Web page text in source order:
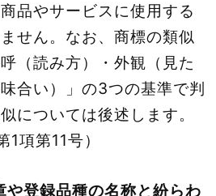
品やサービスに使用する
せん。なお、商標の類似
（読み方）・外観（見た
合い）」の3つの基準で判
については後述します。
1項第11号）
や登録品種の名称と紛らわ